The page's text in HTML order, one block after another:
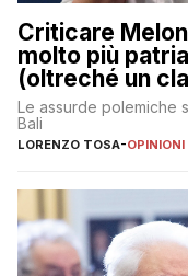
Criticare
molto più
(oltreché un
Le assurde polemiche
Bali
LORENZO TOSA-OPINIONI